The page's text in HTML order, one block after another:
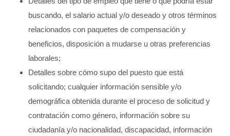
buscando, el salario actual y/o deseado y otros términos
relacionados con paquetes de compensación y
beneficios, disposición a mudarse u otras preferencias
laborales;
Detalles sobre cómo supo del puesto que está
solicitando; cualquier información sensible y/o
demográfica obtenida durante el proceso de solicitud y
contratación como género, información sobre su
ciudadanía y/o nacionalidad, discapacidad, información